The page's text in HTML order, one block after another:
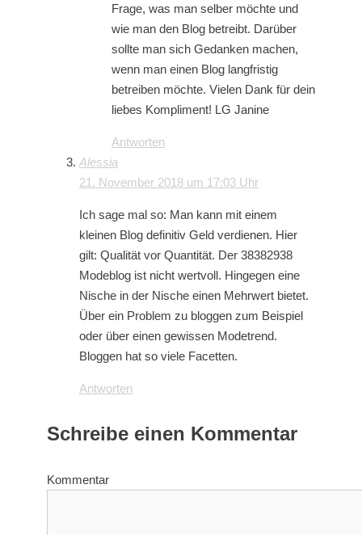
Frage, was man selber möchte und
wie man den Blog betreibt. Darüber
sollte man sich Gedanken machen,
wenn man einen Blog langfristig
betreiben möchte. Vielen Dank für dein
liebes Kompliment! LG Janine
Antworten
Alessia
21. November 2018 um 17:03 Uhr
Ich sage mal so: Man kann mit einem
kleinen Blog definitiv Geld verdienen. Hier
gilt: Qualität vor Quantität. Der 38382938
Modeblog ist nicht wertvoll. Hingegen eine
Nische in der Nische einen Mehrwert bietet.
Über ein Problem zu bloggen zum Beispiel
oder über einen gewissen Modetrend.
Bloggen hat so viele Facetten.
Antworten
Schreibe einen Kommentar
Kommentar